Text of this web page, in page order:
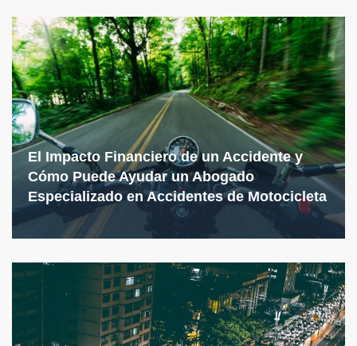
El Impacto Financiero de un Accidente y
Cómo Puede Ayudar un Abogado
Especializado en Accidentes de Motocicleta